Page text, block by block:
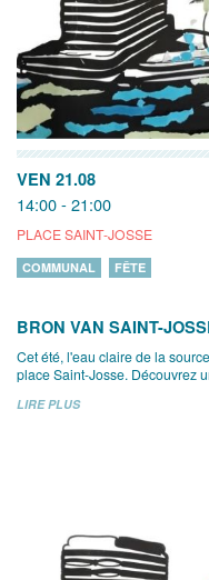
VEN 21.08
14:00 - 21:00
PLACE SAINT-JOSSE
COMMUNAL FÊTE
BRON VAN SAINT-
Cet été, l'eau claire de la
place Saint-Josse. Découvrez
LIRE PLUS